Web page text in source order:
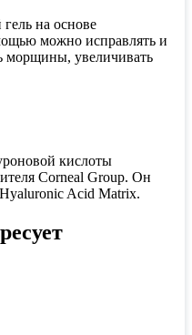
на основе
можно исправлять и
морщины, увеличивать
кислоты
Corneal Group. Он
Acid Matrix.